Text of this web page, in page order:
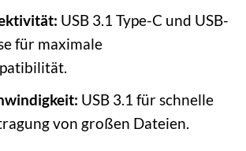
USB 3.1 Type-C und USB-
für maximale
USB 3.1 für schnelle
von großen Dateien.